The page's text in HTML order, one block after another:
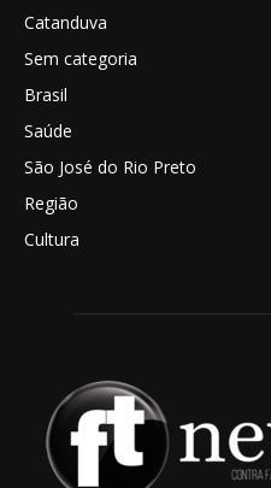
Catanduva
Sem categoria
Brasil
Saúde
São José do Rio Preto
Região
Cultura